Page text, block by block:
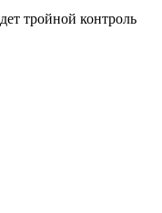
тройной контроль